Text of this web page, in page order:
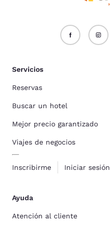
Servicios
Reservas
Buscar un hotel
Mejor precio garantizado
Viajes de negocios
Inscribirme Iniciar sesión
Ayuda
Atención al cliente